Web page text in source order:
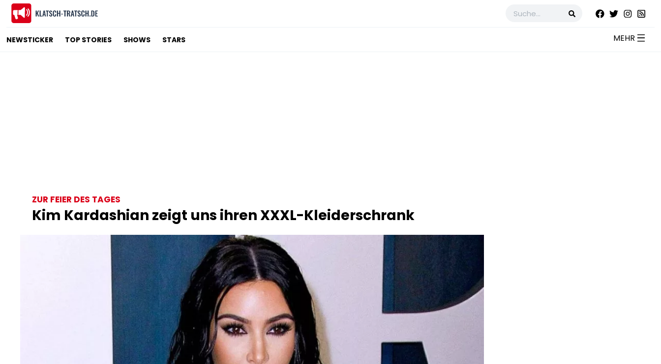
NEWSTICKER TOP STORIES SHOWS STARS
ZUR FEIER DES TAGES
Kim Kardashian zeigt uns ihren XXXL-Kleiderschrank